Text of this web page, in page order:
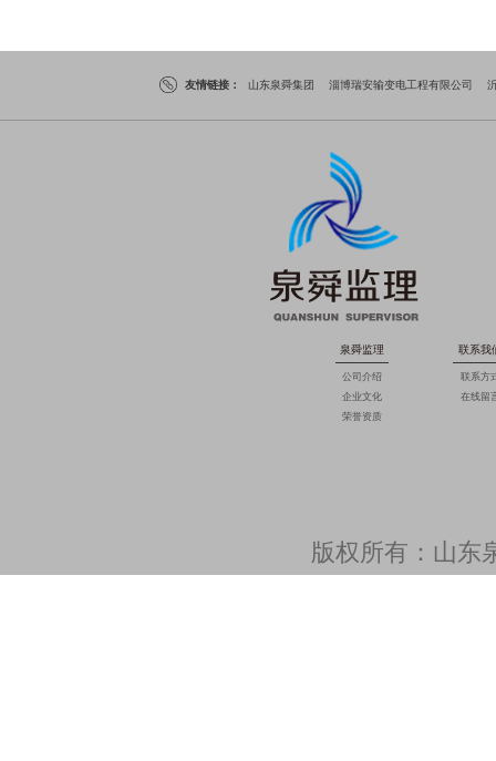
友情链接： 山东泉舜集团 淄博瑞安输变电工程有限公司
泉舜监理
公司介绍
企业文化
荣誉资质
联系我
联系方
在线留
版权所有：山东